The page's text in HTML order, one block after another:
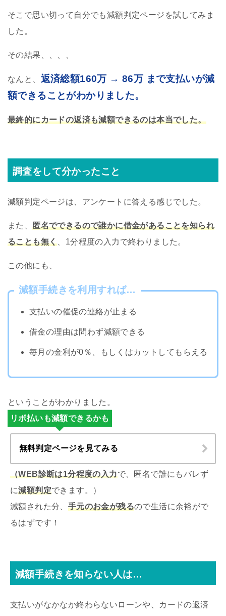
そこで思い切って自分でも減額判定ページを試してみま
した。
その結果、、、、
なんと、 返済総額160万 → 86万 まで支払いが減
額できることがわかりました。
最終的にカードの返済も減額できるのは本当でした。
調査をして分かったこと
減額判定ページは、アンケートに答える感じでした。
また、匿名でできるので誰かに借金があることを知られ
ることも無く 、1分程度の入力で終わりました。
この他にも、
減額手続きを利用すれば…
支払いの催促の連絡が止まる
借金の理由は問わず減額できる
毎月の金利が0％、もしくはカットしてもらえる
ということがわかりました。
リボ払いも減額できるかも
無料判定ページを見てみる
（WEB診断は1分程度の入力で、匿名で誰にもバレず
に減額判定できます。）
減額された分、 手元のお金が残るので生活に余裕がで
るはずです！
減額手続きを知らない人は…
支払いがなかなか終わらないローンや、カードの返済